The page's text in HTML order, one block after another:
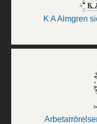
K A Almgren